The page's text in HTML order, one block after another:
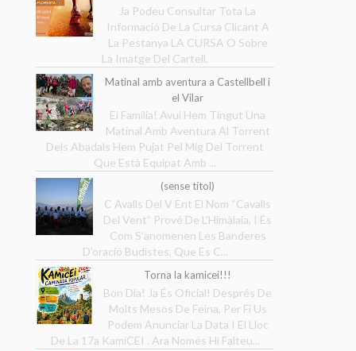
Ja Podeu Consultar Tota La
Informació De La Cursa Clicant A
La Pestanya LA CURSA O Sobre
La Imatge Del Cartell.
Matinal amb aventura a Castellbell i
el Vilar
Ei Família! Avui Hem Tingut Una
Matinal Amb Aventura Al Torrent
Dels Abadals Hem Pujat Pel Mig Del Torrent
Que Està Equipat Amb ...
(sense títol)
C Avalls Del V Ent El Nom “Cavalls
Del Vent” Prové De L’Himàlaia, I És
Com S’anomenen Les Banderes
D’oració Budistes, Que Es C...
Torna la kamicei!!!
Bon Dia! Ja És Oficial! Després De
Molts Mesos De Feina, Per Fi Us
Podem Anunciar La Data I El Lloc
De La 17a KamiCEI . Ara Només Hi Falteu...